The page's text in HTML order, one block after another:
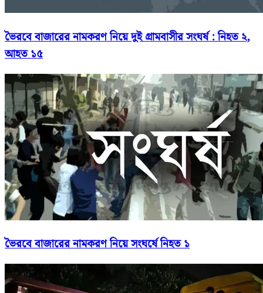
ভৈরবে বাজারের নামকরণ নিয়ে দুই গ্রামবাসীর সংঘর্ষ : নিহত ২,
আহত ১৫
ভৈরবে বাজারের নামকরণ নিয়ে সংঘর্ষে নিহত ১